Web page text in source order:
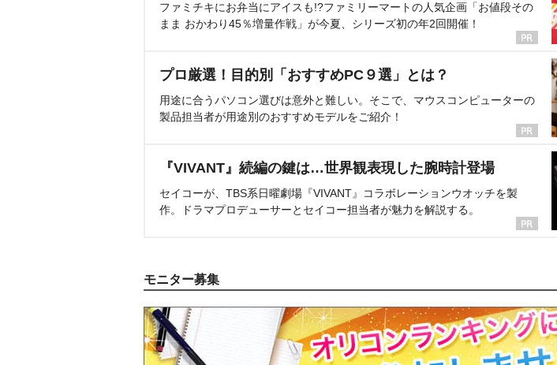
ファミチキにお弁当にアイスも!?ファミリーマートの人気企画「お値段その
まま おかわり45％増量作戦」が今夏、シリーズ初の年2回開催！
プロ厳選！目的別「おすすめPC９選」とは？
用途に合うパソコン選びは意外と難しい。そこで、マウスコンピューターの
製品担当者が用途別のおすすめモデルをご紹介！
『VIVANT』続編の鍵は…世界観表現した腕時計登場
セイコーが、TBS系日曜劇場『VIVANT』コラボレーションウオッチを製
作。ドラマプロデューサーとセイコー担当者が魅力を解説する。
モニター募集